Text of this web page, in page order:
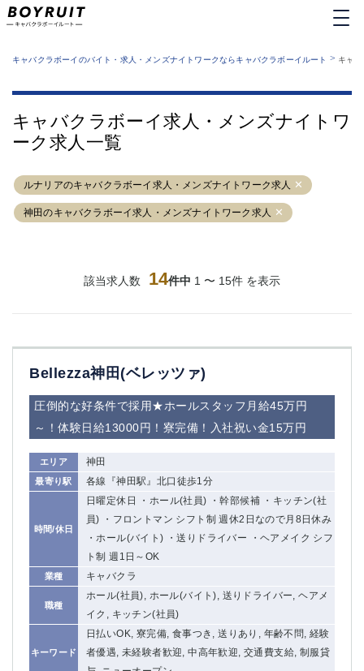
業種から探す
運営者情報
サイトマップ
キャバクラボーイのバイト・求人・メンズナイトワークならキャバクラボーイルート > キャ
キャバクラボーイ求人・メンズナイトワ
ーク求人一覧
ルナリアのキャバクラボーイ求人・メンズナイトワーク求人
神田のキャバクラボーイ求人・メンズナイトワーク求人
該当求人数 14件中 1 〜 15件 を表示
Bellezza神田(ベレッツァ)
圧倒的な好条件で採用★ホールスタッフ月給45万円
～！体験日給13000円！寮完備！入社祝い金15万円
エリア 神田
最寄り駅 各線『神田駅』北口徒歩1分
時間/休日
日曜定休日 ・ホール(社員) ・幹部候補 ・キッチン(社
員) ・フロントマン シフト制 週休2日なので月8日休み
・ホール(バイト) ・送りドライバー ・ヘアメイク シフ
ト制 週1日～OK
業種 キャバクラ
職種
ホール(社員), ホール(バイト), 送りドライバー, ヘアメ
イク, キッチン(社員)
キーワード
日払いOK, 寮完備, 食事つき, 送りあり, 年齢不問, 経験
者優遇, 未経験者歓迎, 中高年歓迎, 交通費支給, 制服貸
六本木
池袋
新橋
渋谷
大和
錦糸町
秋葉原
八王子
恵比寿
五反田
①六本木 ②西麻布
大山
赤坂
高円寺
蒲田東口
多摩センター
立川（南口）
新宿
中野
府中
中目黒
吉祥寺（南口／公園口）
小作・羽村・福生エリア
四谷
下北沢・経堂
金町（北口）
成増駅徒歩3分の好立地！①JR埼京線「赤羽駅」から徒歩2分 ②東
三軒茶屋（南口）
①歌舞伎町 ②新宿 ③新宿三丁目 ④西
①歌舞伎町 ②新宿 ③西部新宿 ③東新宿
①歌舞伎町 ②新宿